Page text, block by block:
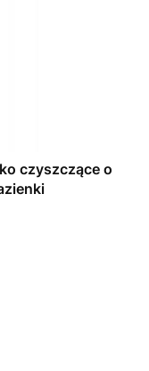
czyszczące o